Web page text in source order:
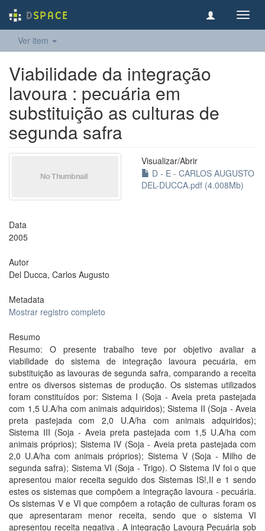
Ver item
Viabilidade da integração
lavoura : pecuária em
substituição as culturas de
segunda safra
Visualizar/Abrir
D - E - CARLOS AUGUSTO
DEL-DUCCA.pdf (4.008Mb)
Data
2005
Autor
Del Ducca, Carlos Augusto
Metadata
Mostrar registro completo
Resumo
Resumo: O presente trabalho teve por objetivo avaliar a
viabilidade do sistema de integração lavoura pecuária, em
substituição as lavouras de segunda safra, comparando a receita
entre os diversos sistemas de produção. Os sistemas utilizados
foram constituídos por: Sistema I (Soja - Aveia preta pastejada
com 1,5 U.A/ha com animais adquiridos); Sistema II (Soja - Aveia
preta pastejada com 2,0 U.A/ha com animais adquiridos);
Sistema III (Soja - Aveia preta pastejada com 1,5 U.A/ha com
animais próprios); Sistema IV (Soja - Aveia preta pastejada com
2,0 U.A/ha com animais próprios); Sistema V (Soja - Milho de
segunda safra); Sistema VI (Soja - Trigo). O Sistema IV foi o que
apresentou maior receita seguido dos Sistemas IS!,II e 1 sendo
estes os sistemas que compõem a integração lavoura - pecuária.
Os sistemas V e VI que compõem a rotação de culturas foram os
que apresentaram menor receita, sendo que o sistema VI
apresentou receita negativa . A integração Lavoura Pecuária sob